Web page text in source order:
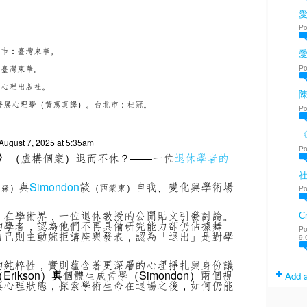
：臺灣東華。
灣東華。
理出版社。
心理學（黃惠真譯）。台北市：桂冠。
7, 2025 at 5:35am
（虚構個案） 退而不休？——一位退休學者的
） 與Simondon談 （西蒙東）
自我、變化與學術場
學術界，一位退休教授的公開貼文引發討論。
者，認為他們不再具備研究能力卻仍佔據舞
則主動婉拒講座與發表，認為「退出」是對學
粹性，實則蘊含著更深層的心理掙扎與身份議
Erikson）與個體生成哲學（Simondon）兩個視
理狀態，探索學術生命在退場之後，如何仍能
Add